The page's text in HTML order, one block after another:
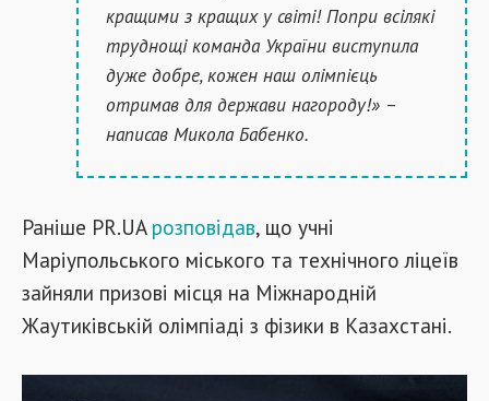
кращими з кращих у світі! Попри всілякі
труднощі команда України виступила
дуже добре, кожен наш олімпієць
отримав для держави нагороду!» –
написав Микола Бабенко.
Раніше PR.UA розповідав, що учні
Маріупольського міського та технічного ліцеїв
зайняли призові місця на Міжнародній
Жаутиківській олімпіаді з фізики в Казахстані.